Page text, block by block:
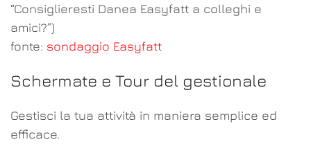
“Consiglieresti Danea Easyfatt a colleghi e
amici?”)
fonte: sondaggio Easyfatt
Schermate e Tour del gestionale
Gestisci la tua attività in maniera semplice ed
efficace.